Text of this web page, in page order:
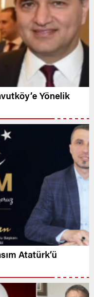
Yönelik
Atatürk’ü